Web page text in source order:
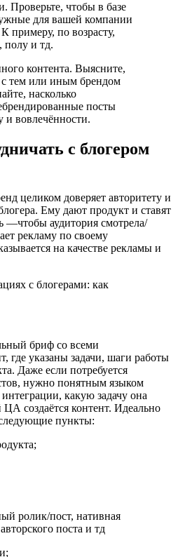
Проверьте, чтобы в базе
для вашей компании
примеру, по возрасту,
полу и тд.
контента. Выясните,
с тем или иным брендом
насколько
посты
и вовлечённости.
с блогером
целиком доверяет авторитету и
Ему дают продукт и ставят
—чтобы аудитория смотрела/
рекламу по своему
на качестве рекламы и
бриф со всеми
где указаны задачи, шаги работы
Даже если потребуется
нужно понятным языком
какую задачу она
создаётся контент. Идеально
пункты:
ролик/пост, нативная
поста и тд